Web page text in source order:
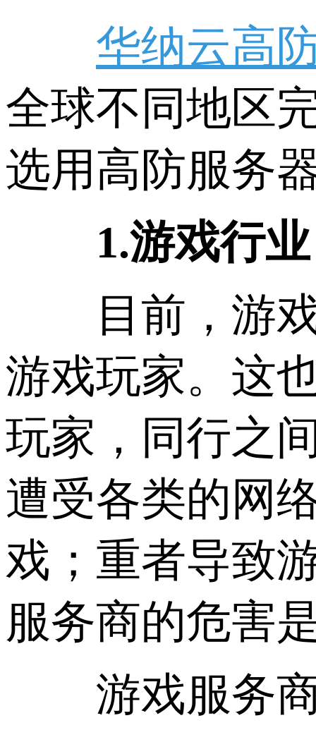
华纳云高
全球不同地区
选用高防服务
1.游戏行业
目前，游戏
游戏玩家。这
玩家，同行之
遭受各类的网
戏；重者导致
服务商的危害
游戏服务商